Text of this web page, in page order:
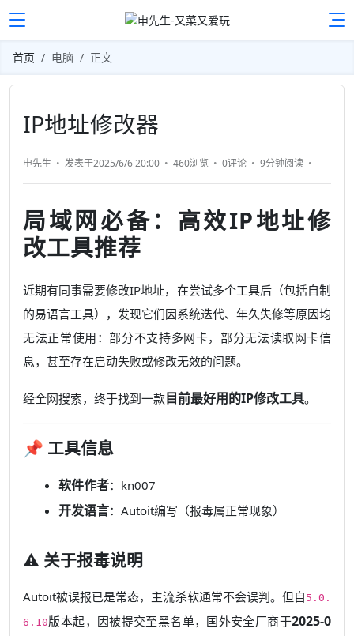
首页 电脑 正文
IP地址修改器
申先生 发表于2025/6/6 20:00 460浏览 0评论 9分钟阅读
局域网必备：高效IP地址修
改工具推荐
近期有同事需要修改IP地址，在尝试多个工具后（包括自制
的易语言工具），发现它们因系统迭代、年久失修等原因均
无法正常使用：部分不支持多网卡，部分无法读取网卡信
息，甚至存在启动失败或修改无效的问题。
经全网搜索，终于找到一款目前最好用的IP修改工具。
📌 工具信息
软件作者：kn007
开发语言：Autoit编写（报毒属正常现象）
⚠️ 关于报毒说明
Autoit被误报已是常态，主流杀软通常不会误判。但自 5.0.
6.10版本起，因被提交至黑名单，国外安全厂商于2025-0